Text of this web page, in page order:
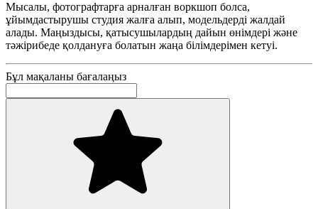
Мысалы, фотографтарға арналған воркшоп болса,
ұйымдастырушы студия жалға алып, модельдерді жалдай
алады. Маңыздысы, қатысушылардың дайын өнімдері және
тәжірибеде қолдануға болатын жаңа білімдерімен кетуі.
Бұл мақаланы бағалаңыз